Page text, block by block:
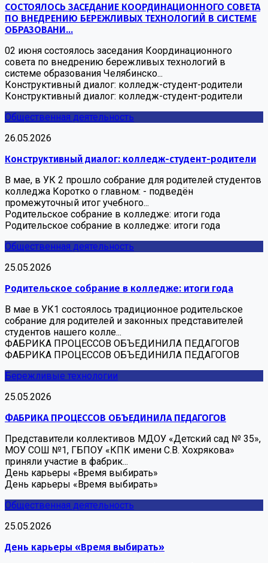
СОСТОЯЛОСЬ ЗАСЕДАНИЕ КООРДИНАЦИОННОГО СОВЕТА
ПО ВНЕДРЕНИЮ БЕРЕЖЛИВЫХ ТЕХНОЛОГИЙ В СИСТЕМЕ
ОБРАЗОВАНИ...
02 июня состоялось заседания Координационного
совета по внедрению бережливых технологий в
системе образования Челябинско...
Конструктивный диалог: колледж-студент-родители
Конструктивный диалог: колледж-студент-родители
Общественная деятельность
26.05.2026
Конструктивный диалог: колледж-студент-родители
В мае, в УК 2 прошло собрание для родителей студентов
колледжа Коротко о главном: - подведён
промежуточный итог учебного...
Родительское собрание в колледже: итоги года
Родительское собрание в колледже: итоги года
Общественная деятельность
25.05.2026
Родительское собрание в колледже: итоги года
В мае в УК1 состоялось традиционное родительское
собрание для родителей и законных представителей
студентов нашего колле...
ФАБРИКА ПРОЦЕССОВ ОБЪЕДИНИЛА ПЕДАГОГОВ
ФАБРИКА ПРОЦЕССОВ ОБЪЕДИНИЛА ПЕДАГОГОВ
Бережливые технологии
25.05.2026
ФАБРИКА ПРОЦЕССОВ ОБЪЕДИНИЛА ПЕДАГОГОВ
Представители коллективов МДОУ «Детский сад № 35»,
МОУ СОШ №1, ГБПОУ «КПК имени С.В. Хохрякова»
приняли участие в фабрик...
День карьеры «Время выбирать»
День карьеры «Время выбирать»
Общественная деятельность
25.05.2026
День карьеры «Время выбирать»